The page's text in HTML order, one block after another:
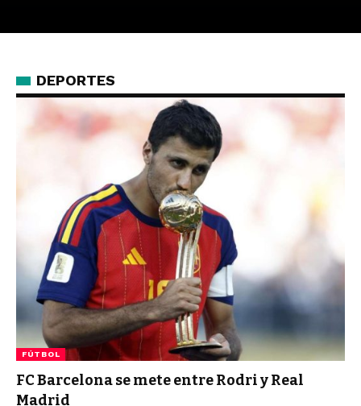
DEPORTES
FÚTBOL
FC Barcelona se mete entre Rodri y Real
Madrid